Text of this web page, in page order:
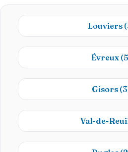
Louviers
Évreux
Gisors
Val-de-